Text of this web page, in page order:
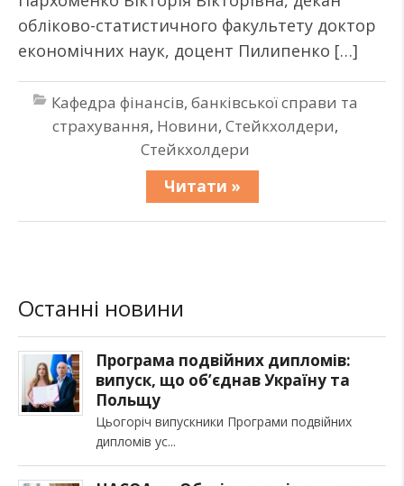
обліково-статистичного факультету доктор
економічних наук, доцент Пилипенко […]
Кафедра фінансів, банківської справи та
страхування, Новини, Стейкхолдери,
Стейкхолдери
Читати »
Останні новини
Програма подвійних дипломів:
випуск, що об’єднав Україну та
Польщу
Цьогоріч випускники Програми подвійних
дипломів ус